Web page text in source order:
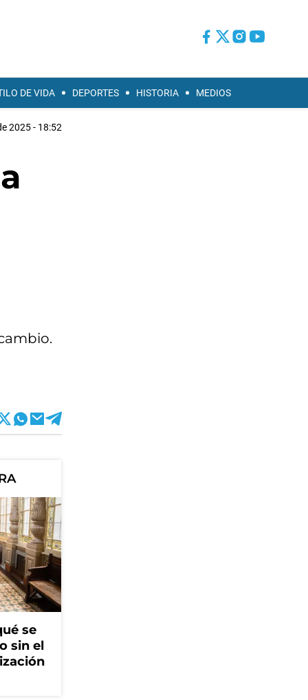
DE VIDA DEPORTES HISTORIA MEDIOS
2025 - 18:52
se
sin el